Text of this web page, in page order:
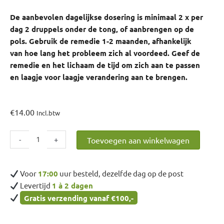
De aanbevolen dagelijkse dosering is minimaal 2 x per
dag 2 druppels onder de tong, of aanbrengen op de
pols. Gebruik de remedie 1-2 maanden, afhankelijk
van hoe lang het probleem zich al voordeed. Geef de
remedie en het lichaam de tijd om zich aan te passen
en laagje voor laagje verandering aan te brengen.
€14.00 Incl.btw
-
Gaspeldoorn
aantal
+ Toevoegen aan winkelwagen
Voor 17:00 uur besteld, dezelfde dag op de post
Levertijd 1 à 2 dagen
Gratis verzending vanaf €100,-